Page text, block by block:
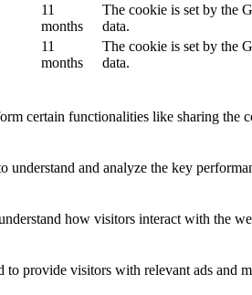
11
months
The cookie is set by the
data.
11
months
The cookie is set by the
data.
certain functionalities like sharing the
understand and analyze the key
how visitors interact with the
to provide visitors with relevant ads and